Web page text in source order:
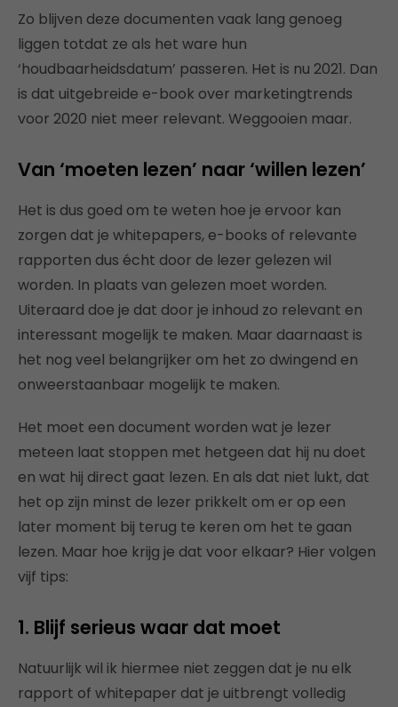
Zo blijven deze documenten vaak lang genoeg
liggen totdat ze als het ware hun
‘houdbaarheidsdatum’ passeren. Het is nu 2021. Dan
is dat uitgebreide e-book over marketingtrends
voor 2020 niet meer relevant. Weggooien maar.
Van ‘moeten lezen’ naar ‘willen lezen’
Het is dus goed om te weten hoe je ervoor kan
zorgen dat je whitepapers, e-books of relevante
rapporten dus écht door de lezer gelezen wil
worden. In plaats van gelezen moet worden.
Uiteraard doe je dat door je inhoud zo relevant en
interessant mogelijk te maken. Maar daarnaast is
het nog veel belangrijker om het zo dwingend en
onweerstaanbaar mogelijk te maken.
Het moet een document worden wat je lezer
meteen laat stoppen met hetgeen dat hij nu doet
en wat hij direct gaat lezen. En als dat niet lukt, dat
het op zijn minst de lezer prikkelt om er op een
later moment bij terug te keren om het te gaan
lezen. Maar hoe krijg je dat voor elkaar? Hier volgen
vijf tips:
1. Blijf serieus waar dat moet
Natuurlijk wil ik hiermee niet zeggen dat je nu elk
rapport of whitepaper dat je uitbrengt volledig